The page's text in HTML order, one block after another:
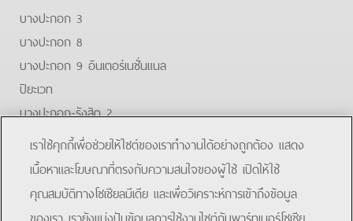
บางปะกอก 3
บางปะกอก 8
บางปะกอก 9 อินเตอร์เนชั่นแนล
ปิยะเวท
บางปะกอก-รังสิต 2
บางปะกอกสมุทรปราการ
FacebookYoutubeLine
โรงพยาบาลบางปะกอก 9 อินเตอร์เนชั่นแนล
เราใช้คุกกี้เพื่อช่วยให้ไซต์ของเราทำงานได้อย่างถูกต้อง แสดง
เนื้อหาและโฆษณาที่ตรงกับความสนใจของผู้ใช้ เปิดให้ใช้
คุณสมบัติทางโซเชียลมีเดีย และเพื่อวิเคราะห์การเข้าถึงข้อมูล
ของเรา เรายังแบ่งปันข้อมูลการใช้งานไซต์กับพาร์ทเนอร์โซเชีย